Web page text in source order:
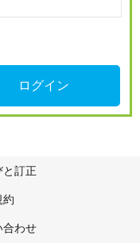
と訂正
約
合わせ